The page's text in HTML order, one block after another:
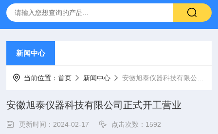
新闻中心
当前位置：首页 新闻中心 安徽旭泰仪器科技有限公司正式开工营业
安徽旭泰仪器科技有限公司正式开工营业
更新时间：2024-02-17 点击次数：1592